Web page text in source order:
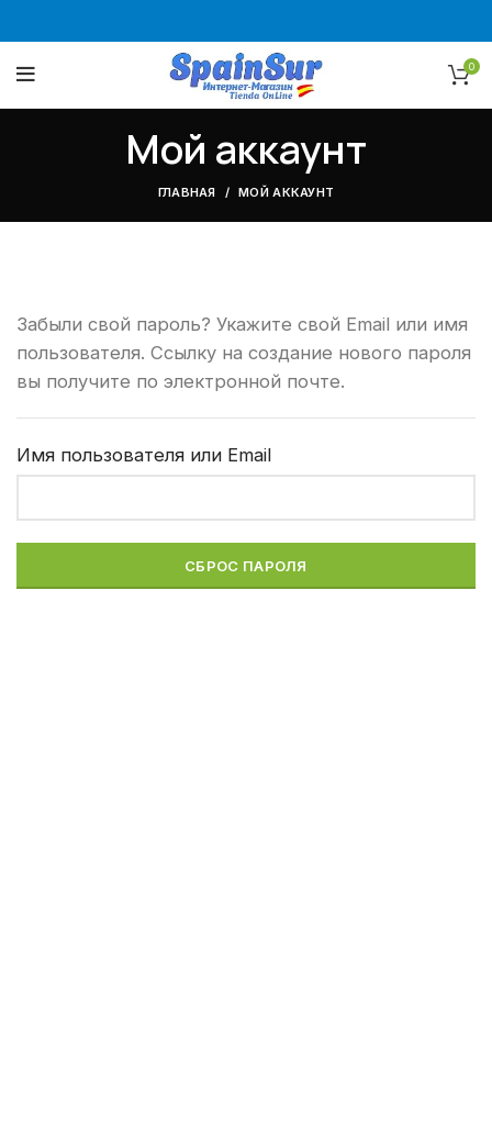
0
Мой аккаунт
ГЛАВНАЯ МОЙ АККАУНТ
Забыли свой пароль? Укажите свой Email или имя
пользователя. Ссылку на создание нового пароля
вы получите по электронной почте.
Имя пользователя или Email
СБРОС ПАРОЛЯ